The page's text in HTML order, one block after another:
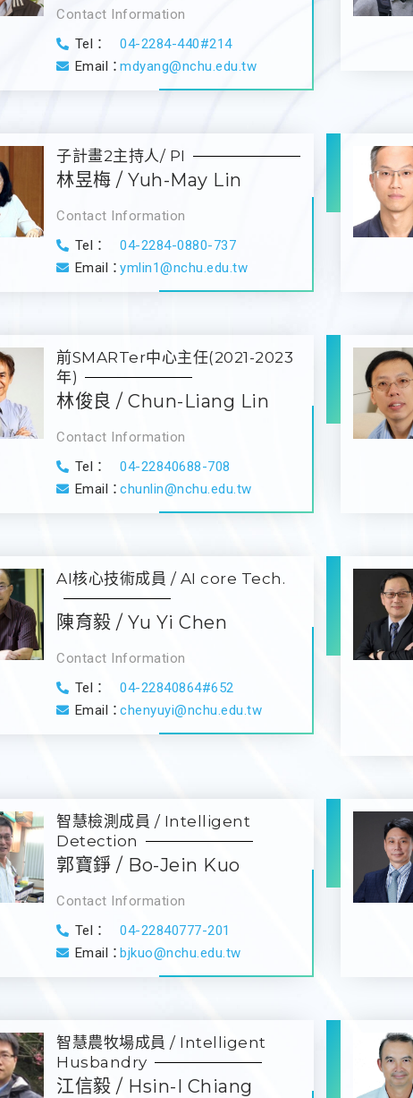
Contact Information
Tel：
04-2284-440#214
Email：mdyang@nchu.edu.tw
子計畫2主持人/ PI
林昱梅 / Yuh-May Lin
Contact Information
Tel：
04-2284-0880-737
Email：ymlin1@nchu.edu.tw
前SMARTer中心主任(2021-2023
年)
林俊良 / Chun-Liang Lin
Contact Information
Tel：
04-22840688-708
Email：chunlin@nchu.edu.tw
AI核心技術成員 / AI core Tech.
陳育毅 / Yu Yi Chen
Contact Information
Tel：
04-22840864#652
Email：chenyuyi@nchu.edu.tw
智慧檢測成員 / Intelligent
Detection
郭寶錚 / Bo-Jein Kuo
Contact Information
Tel：
04-22840777-201
Email：bjkuo@nchu.edu.tw
智慧農牧場成員 / Intelligent
Husbandry
江信毅 / Hsin-I Chiang